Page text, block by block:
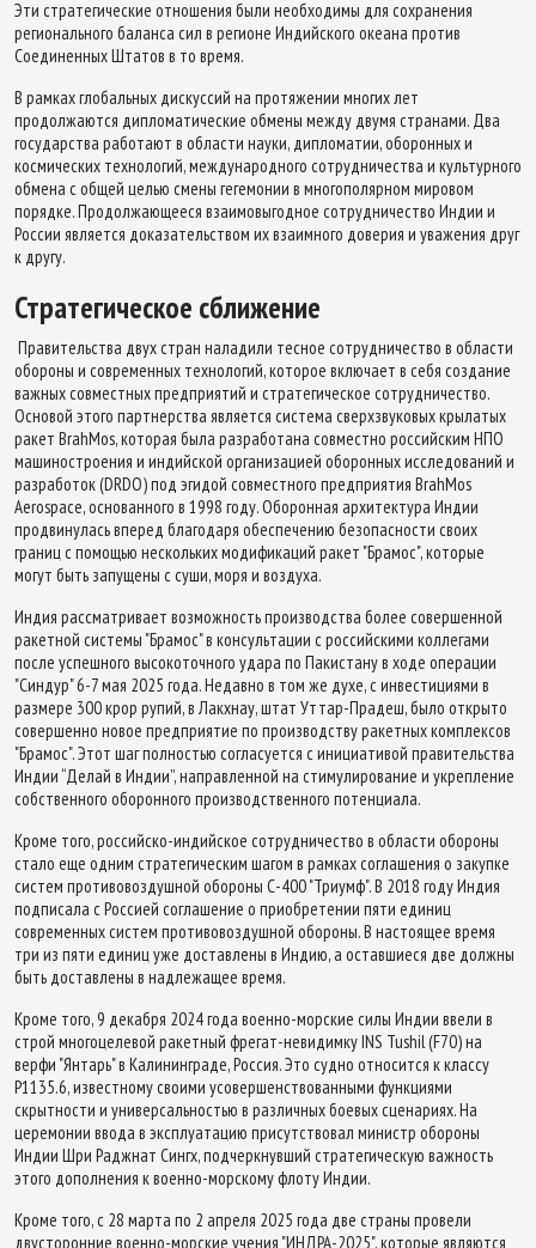
Эти стратегические отношения были необходимы для сохранения
регионального баланса сил в регионе Индийского океана против
Соединенных Штатов в то время.
В рамках глобальных дискуссий на протяжении многих лет
продолжаются дипломатические обмены между двумя странами. Два
государства работают в области науки, дипломатии, оборонных и
космических технологий, международного сотрудничества и культурного
обмена с общей целью смены гегемонии в многополярном мировом
порядке. Продолжающееся взаимовыгодное сотрудничество Индии и
России является доказательством их взаимного доверия и уважения друг
к другу.
Стратегическое сближение
Правительства двух стран наладили тесное сотрудничество в области
обороны и современных технологий, которое включает в себя создание
важных совместных предприятий и стратегическое сотрудничество.
Основой этого партнерства является система сверхзвуковых крылатых
ракет BrahMos, которая была разработана совместно российским НПО
машиностроения и индийской организацией оборонных исследований и
разработок (DRDO) под эгидой совместного предприятия BrahMos
Aerospace, основанного в 1998 году. Оборонная архитектура Индии
продвинулась вперед благодаря обеспечению безопасности своих
границ с помощью нескольких модификаций ракет "Брамос", которые
могут быть запущены с суши, моря и воздуха.
Индия рассматривает возможность производства более совершенной
ракетной системы "Брамос" в консультации с российскими коллегами
после успешного высокоточного удара по Пакистану в ходе операции
"Синдур" 6-7 мая 2025 года. Недавно в том же духе, с инвестициями в
размере 300 крор рупий, в Лакхнау, штат Уттар-Прадеш, было открыто
совершенно новое предприятие по производству ракетных комплексов
"Брамос". Этот шаг полностью согласуется с инициативой правительства
Индии “Делай в Индии”, направленной на стимулирование и укрепление
собственного оборонного производственного потенциала.
Кроме того, российско-индийское сотрудничество в области обороны
стало еще одним стратегическим шагом в рамках соглашения о закупке
систем противовоздушной обороны С-400 "Триумф". В 2018 году Индия
подписала с Россией соглашение о приобретении пяти единиц
современных систем противовоздушной обороны. В настоящее время
три из пяти единиц уже доставлены в Индию, а оставшиеся две должны
быть доставлены в надлежащее время.
Кроме того, 9 декабря 2024 года военно-морские силы Индии ввели в
строй многоцелевой ракетный фрегат-невидимку INS Tushil (F70) на
верфи "Янтарь" в Калининграде, Россия. Это судно относится к классу
P1135.6, известному своими усовершенствованными функциями
скрытности и универсальностью в различных боевых сценариях. На
церемонии ввода в эксплуатацию присутствовал министр обороны
Индии Шри Раджнат Сингх, подчеркнувший стратегическую важность
этого дополнения к военно-морскому флоту Индии.
Кроме того, с 28 марта по 2 апреля 2025 года две страны провели
двусторонние военно-морские учения "ИНДРА-2025", которые являются